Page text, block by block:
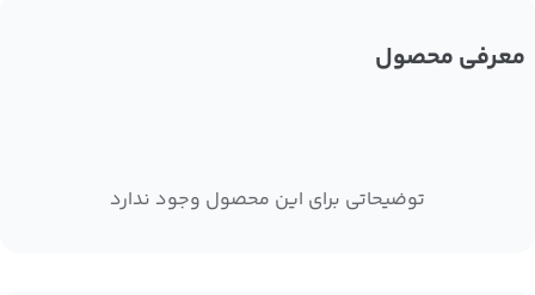
معرفی محصول
توضیحاتی برای این محصول وجود ندارد